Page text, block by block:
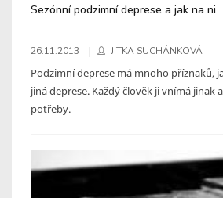
Sezónní podzimní deprese a jak na ni
26.11.2013 JITKA SUCHÁNKOVÁ
Podzimní deprese má mnoho příznaků,
jiná deprese. Každý člověk ji vnímá jinak
potřeby.